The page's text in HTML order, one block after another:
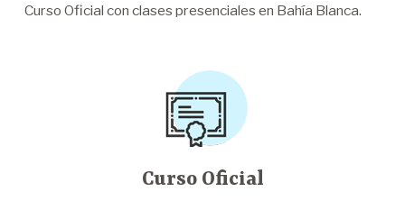
Curso Oficial con clases presenciales en Bahía Blanca.
Curso Oficial